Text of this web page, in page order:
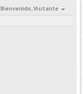
Bienvenido,Visitante